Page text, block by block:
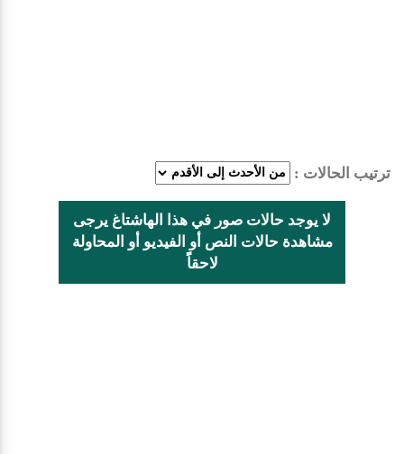
ترتيب الحالات :
لا يوجد حالات صور في هذا الهاشتاغ يرجى
مشاهدة حالات النص أو الفيديو أو المحاولة
لاحقاًً